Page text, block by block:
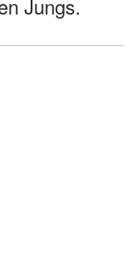
Jungs.